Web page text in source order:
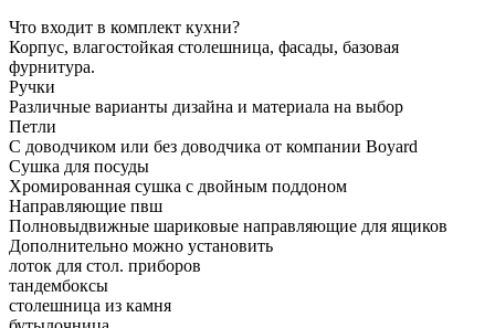
Что входит в комплект кухни?
Корпус, влагостойкая столешница, фасады, базовая
фурнитура.
Ручки
Различные варианты дизайна и материала на выбор
Петли
С доводчиком или без доводчика от компании Boyard
Сушка для посуды
Хромированная сушка с двойным поддоном
Направляющие пвш
Полновыдвижные шариковые направляющие для ящиков
Дополнительно можно установить
лоток для стол. приборов
тандембоксы
столешница из камня